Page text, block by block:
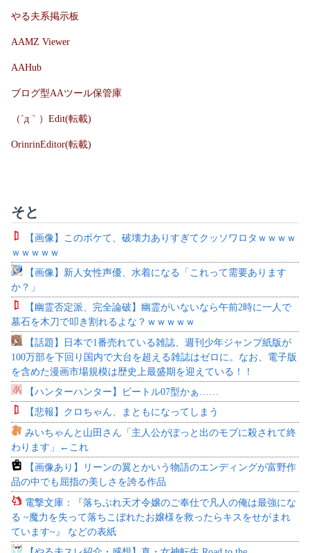
やる夫系掲示板
AAMZ Viewer
AAHub
ブログ型AAツール保管庫
（´д｀）Edit(転載)
OrinrinEditor(転載)
そと
【画像】このボケて、破壊力ありすぎてクッソワロタｗｗｗｗ
ｗｗｗｗｗ
【画像】新人女性声優、水着になる「これって需要あります
か？」
【幽霊否定派、完全論破】幽霊がいないなら午前2時に一人で
墓石を木刀で叩き割れるよな？ｗｗｗｗｗ
【話題】日本で1番売れている雑誌、週刊少年ジャンプ紙版が
100万部を下回り国内で大台を超える雑誌はゼロに。なお、電子版
を含めた漫画市場規模は歴史上最盛期を迎えている！！
【ハンターハンター】ビートル07型かぁ……
【悲報】クロちゃん、まともになってしまう
みいちゃんと山田さん「主人公がぽっと出のモブに殺されて終
わります」←これ
【画像あり】リーンの翼とかいう物語のエンディングが富野作
品の中でも屈指の美しさを誇る作品
電撃文庫：『落ちぶれ天才令嬢のご奉仕で凡人の俺は最強にな
る ~魔力を失って落ちこぼれたお嬢様を救ったらキスをせがまれ
ています~』 などの表紙